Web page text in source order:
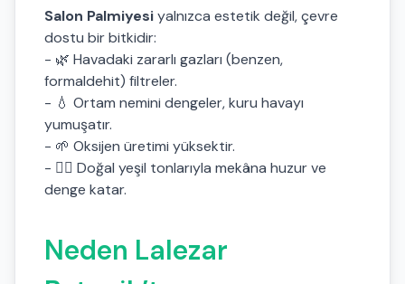
Salon Palmiyesiyalnızca estetik değil, çevre
dostu bir bitkidir:
- 🌿 Havadaki zararlı gazları (benzen,
formaldehit) filtreler.
- 💧 Ortam nemini dengeler, kuru havayı
yumuşatır.
- 🌱 Oksijen üretimi yüksektir.
- 🧘‍♀️ Doğal yeşil tonlarıyla mekâna huzur ve
denge katar.
Neden Lalezar